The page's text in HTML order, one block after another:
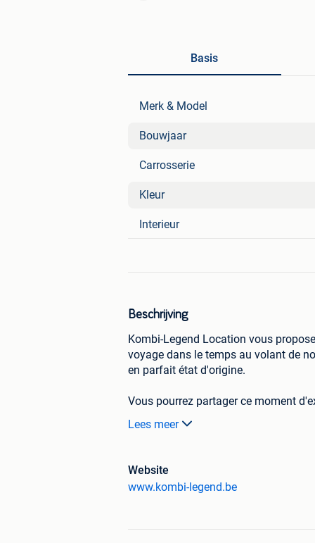
Basis
Merk & Model
Bouwjaar
Carrosserie
Kleur
Interieur
Beschrijving
Kombi-Legend Location vous
voyage dans le temps au volant de
en parfait état d'origine.
Vous pourrez partager ce moment
convivialité, nos minibus pouvant
par Katmandou, nos mythiques
en Belgique ainsi que dans le nord
Lees meer
Website
www.kombi-legend.be